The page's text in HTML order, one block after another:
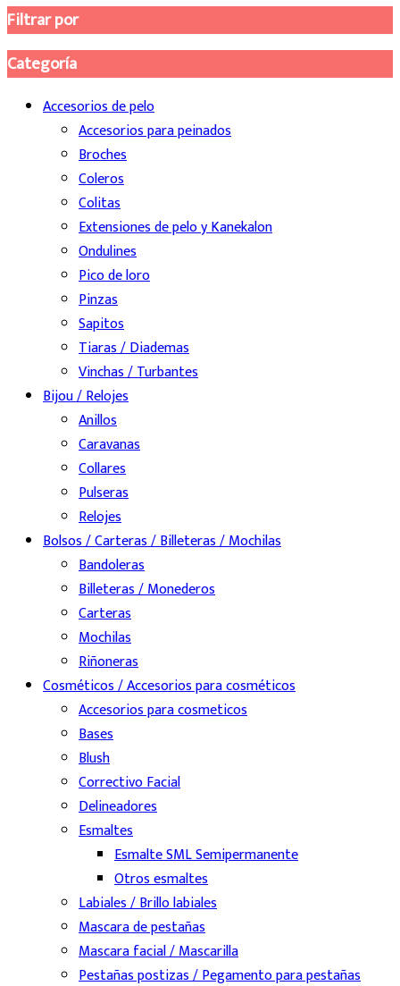
Filtrar por
Categoría
Accesorios de pelo
Accesorios para peinados
Broches
Coleros
Colitas
Extensiones de pelo y Kanekalon
Ondulines
Pico de loro
Pinzas
Sapitos
Tiaras / Diademas
Vinchas / Turbantes
Bijou / Relojes
Anillos
Caravanas
Collares
Pulseras
Relojes
Bolsos / Carteras / Billeteras / Mochilas
Bandoleras
Billeteras / Monederos
Carteras
Mochilas
Riñoneras
Cosméticos / Accesorios para cosméticos
Accesorios para cosmeticos
Bases
Blush
Correctivo Facial
Delineadores
Esmaltes
Esmalte SML Semipermanente
Otros esmaltes
Labiales / Brillo labiales
Mascara de pestañas
Mascara facial / Mascarilla
Pestañas postizas / Pegamento para pestañas